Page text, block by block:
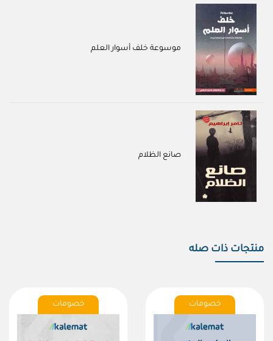
موسوعة خلف أسوار العلم
صانع الظلام
منتجات ذات صله
خصومات خصومات